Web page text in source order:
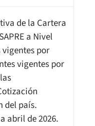
de la Cartera
a Nivel
vigentes por
vigentes por
del país.
abril de 2026.